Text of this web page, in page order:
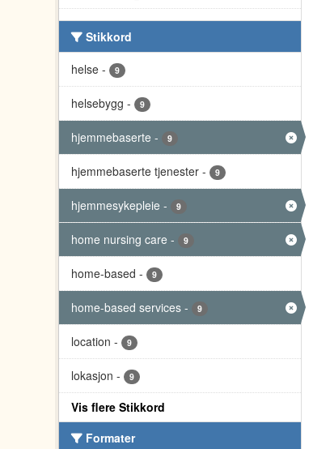
Stikkord
helse - 9
helsebygg - 9
hjemmebaserte - 9
hjemmebaserte tjenester - 9
hjemmesykepleie - 9
home nursing care - 9
home-based - 9
home-based services - 9
location - 9
lokasjon - 9
Vis flere Stikkord
Formater